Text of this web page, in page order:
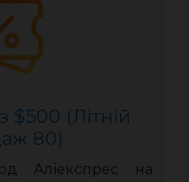
(Літній
80)
Аліекспрес на